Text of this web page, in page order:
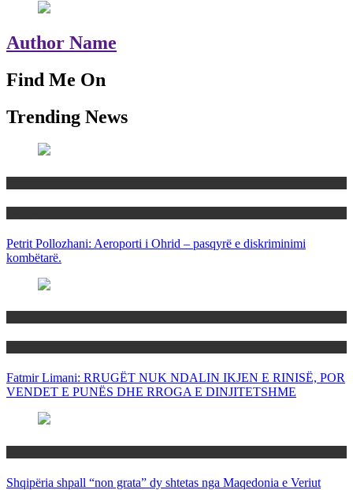
Author Name
Find Me On
Trending News
Petrit Pollozhani: Aeroporti i Ohrid – pasqyrë e diskriminimi
kombëtarë.
Fatmir Limani: RRUGËT NUK NDALIN IKJEN E RINISË, POR
VENDET E PUNËS DHE RROGA E DINJITETSHME
Shqipëria shpall “non grata” dy shtetas nga Maqedonia e Veriut